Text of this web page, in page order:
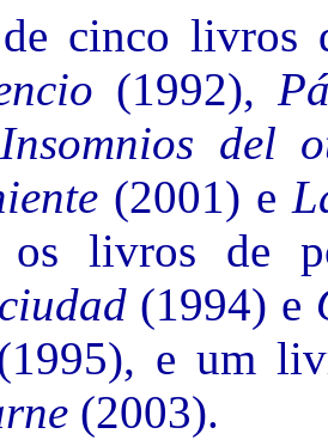
cinco livros
(1992),
Insomnios del
(2001) e
os livros de
(1994) e
e um
(2003).